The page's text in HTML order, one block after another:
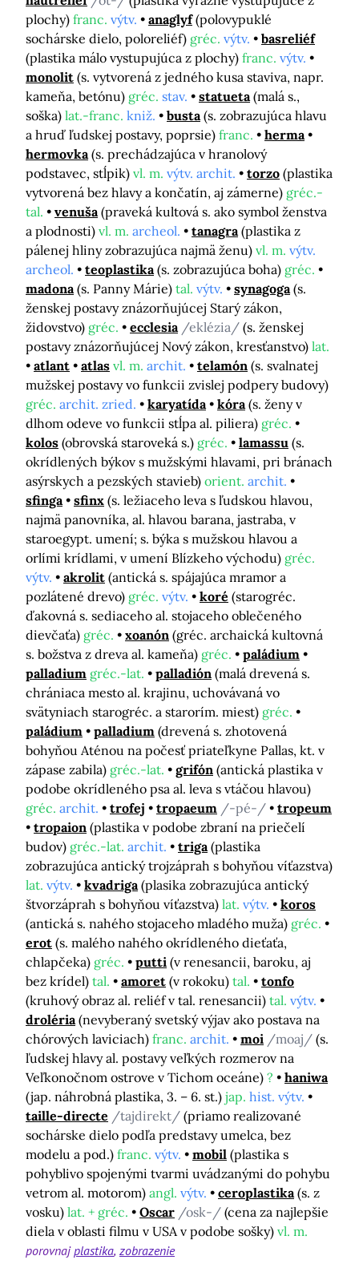
plochy) franc. výtv. anaglyf (polovypuklé
sochárske dielo, poloreliéf) gréc. výtv.
basreliéf
(plastika málo vystupujúca z plochy) franc. výtv.
monolit (s. vytvorená z jedného kusa staviva, napr.
kameňa, betónu) gréc. stav. statueta (malá s.,
soška) lat.-franc. kniž. busta (s. zobrazujúca hlavu
a hruď ľudskej postavy, poprsie) franc.
herma
hermovka (s. prechádzajúca v hranolový
podstavec, stĺpik) vl. m. výtv. archit. torzo (plastika
vytvorená bez hlavy a končatín, aj zámerne) gréc.-
tal.
venuša (praveká kultová s. ako symbol ženstva
a plodnosti) vl. m. archeol. tanagra (plastika z
pálenej hliny zobrazujúca najmä ženu) vl. m. výtv.
archeol.
teoplastika (s. zobrazujúca boha) gréc.
madona (s. Panny Márie) tal. výtv. synagoga (s.
ženskej postavy znázorňujúcej Starý zákon,
židovstvo) gréc. ecclesia /eklézia/ (s. ženskej
postavy znázorňujúcej Nový zákon, kresťanstvo) lat.
atlant
atlas vl. m. archit. telamón (s. svalnatej
mužskej postavy vo funkcii zvislej podpery budovy)
gréc. archit. zried. karyatída kóra (s. ženy v
dlhom odeve vo funkcii stĺpa al. piliera) gréc.
kolos (obrovská staroveká s.) gréc. lamassu (s.
okrídlených býkov s mužskými hlavami, pri bránach
asýrskych a pezských stavieb) orient. archit.
sfinga
sfinx (s. ležiaceho leva s ľudskou hlavou,
najmä panovníka, al. hlavou barana, jastraba, v
staroegypt. umení; s. býka s mužskou hlavou a
orlími krídlami, v umení Blízkeho východu) gréc.
výtv.
akrolit (antická s. spájajúca mramor a
pozlátené drevo) gréc. výtv. koré (starogréc.
ďakovná s. sediaceho al. stojaceho oblečeného
dievčaťa) gréc. xoanón (gréc. archaická kultovná
s. božstva z dreva al. kameňa) gréc.
paládium
palladium gréc.-lat. palladión (malá drevená s.
chrániaca mesto al. krajinu, uchovávaná vo
svätyniach starogréc. a starorím. miest) gréc.
paládium
palladium (drevená s. zhotovená
bohyňou Aténou na počesť priateľkyne Pallas, kt. v
zápase zabila) gréc.-lat. grifón (antická plastika v
podobe okrídleného psa al. leva s vtáčou hlavou)
gréc. archit. trofej tropaeum /-pé-/
tropeum
tropaion (plastika v podobe zbraní na priečelí
budov) gréc.-lat. archit. triga (plastika
zobrazujúca antický trojzáprah s bohyňou víťazstva)
lat. výtv. kvadriga (plasika zobrazujúca antický
štvorzáprah s bohyňou víťazstva) lat. výtv.
koros
(antická s. nahého stojaceho mladého muža) gréc.
erot (s. malého nahého okrídleného dieťaťa,
chlapčeka) gréc. putti (v renesancii, baroku, aj
bez krídel) tal. amoret (v rokoku) tal.
tonfo
(kruhový obraz al. reliéf v tal. renesancii) tal. výtv.
droléria (nevyberaný svetský výjav ako postava na
chórových laviciach) franc. archit. moi /moaj/ (s.
ľudskej hlavy al. postavy veľkých rozmerov na
Veľkonočnom ostrove v Tichom oceáne) ?
haniwa
(jap. náhrobná plastika, 3. – 6. st.) jap. hist. výtv.
taille-directe /tajdirekt/ (priamo realizované
sochárske dielo podľa predstavy umelca, bez
modelu a pod.) franc. výtv. mobil (plastika s
pohyblivo spojenými tvarmi uvádzanými do pohybu
vetrom al. motorom) angl. výtv. ceroplastika (s. z
vosku) lat. + gréc. Oscar /osk-/ (cena za najlepšie
diela v oblasti filmu v USA v podobe sošky) vl. m.
porovnajplastika zobrazenie